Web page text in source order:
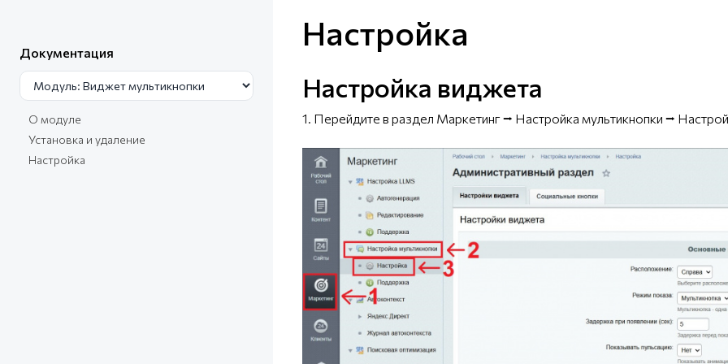
Документация
О модуле
Установка и удаление
Настройка
Настройка
Настройка виджета
1. Перейдите в раздел Маркетинг ⭢ Настройка мультикнопки ⭢